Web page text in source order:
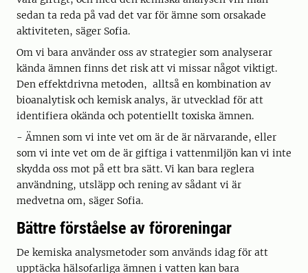
sedan ta reda på vad det var för ämne som orsakade
aktiviteten, säger Sofia.
Om vi bara använder oss av strategier som analyserar
kända ämnen finns det risk att vi missar något viktigt.
Den effektdrivna metoden, alltså en kombination av
bioanalytisk och kemisk analys, är utvecklad för att
identifiera okända och potentiellt toxiska ämnen.
- Ämnen som vi inte vet om är de är närvarande, eller
som vi inte vet om de är giftiga i vattenmiljön kan vi inte
skydda oss mot på ett bra sätt. Vi kan bara reglera
användning, utsläpp och rening av sådant vi är
medvetna om, säger Sofia.
Bättre förståelse av föroreningar
De kemiska analysmetoder som används idag för att
upptäcka hälsofarliga ämnen i vatten kan bara